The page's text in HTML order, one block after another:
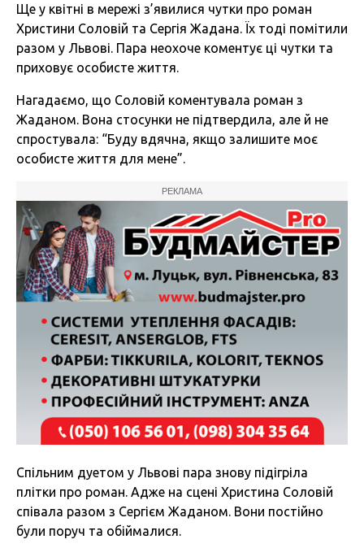
Ще у квітні в мережі з’явилися чутки про роман
Христини Соловій та Сергія Жадана. Їх тоді помітили
разом у Львові. Пара неохоче коментує ці чутки та
приховує особисте життя.
Нагадаємо, що Соловій коментувала роман з
Жаданом. Вона стосунки не підтвердила, але й не
спростувала: “Буду вдячна, якщо залишите моє
особисте життя для мене”.
РЕКЛАМА
Спільним дуетом у Львові пара знову підігріла
плітки про роман. Адже на сцені Христина Соловій
співала разом з Сергієм Жаданом. Вони постійно
були поруч та обіймалися.